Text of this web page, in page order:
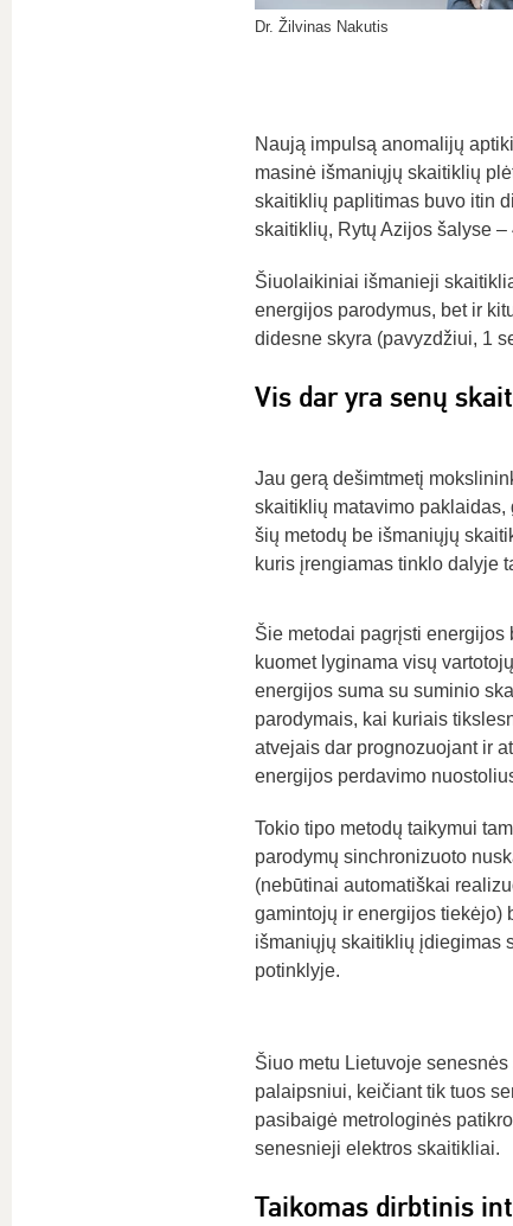
Dr. Žilvinas Nakutis
Naują impulsą anomalijų
masinė išmaniųjų skaitiklių
skaitiklių paplitimas buvo itin
skaitiklių, Rytų Azijos šalyse –
Šiuolaikiniai išmanieji
energijos parodymus, bet ir
didesne skyra (pavyzdžiui, 1
Vis dar yra senų
Jau gerą dešimtmetį
skaitiklių matavimo
šių metodų be išmaniųjų
kuris įrengiamas tinklo dalyje
Šie metodai pagrįsti energijos
kuomet lyginama visų
energijos suma su suminio
parodymais, kai kuriais
atvejais dar prognozuojant ir
energijos perdavimo
Tokio tipo metodų taikymui
parodymų sinchronizuoto
(nebūtinai automatiškai
gamintojų ir energijos tiekėjo)
išmaniųjų skaitiklių įdiegimas
potinklyje.
Šiuo metu Lietuvoje
palaipsniui, keičiant tik tuos
pasibaigė metrologinės
senesnieji elektros skaitikliai.
Taikomas dirbtinis